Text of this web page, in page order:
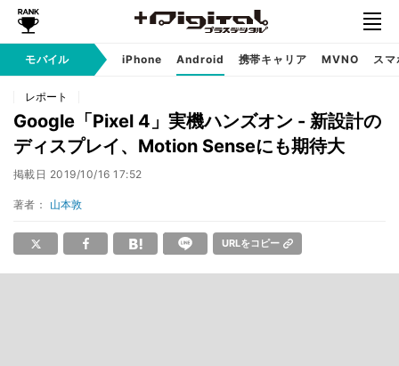
モバイル iPhone Android 携帯キャリア MVNO ス
レポート
Google「Pixel 4」実機ハンズオン - 新設計の
ディスプレイ、Motion Senseにも期待大
掲載日 2019/10/16 17:52
著者： 山本敦
URLをコピー